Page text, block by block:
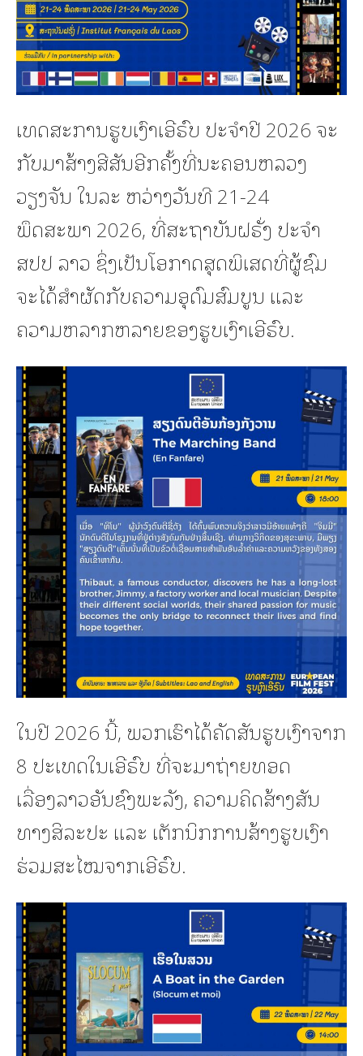
ເທດສະການຮູບເງົາເອີຣົບ ປະຈຳປີ 2026 ຈະ
ກັບມາສ້າງສີສັນອີກຄັ້ງທີ່ນະຄອນຫລວງ
ວຽງຈັນ ໃນລະ ຫວ່າງວັນທີ 21-24
ພຶດສະພາ 2026, ທີ່ສະຖາບັນຝຣັ່ງ ປະຈຳ
ສປປ ລາວ ຊຶ່ງເປັນໂອກາດສຸດພິເສດທີ່ຜູ້ຊົມ
ຈະໄດ້ສຳຜັດກັບຄວາມອຸດົມສົມບູນ ແລະ
ຄວາມຫລາກຫລາຍຂອງຮູບເງົາເອີຣົບ.
ໃນປີ 2026 ນີ້, ພວກເຮົາໄດ້ຄັດສັນຮູບເງົາຈາກ
8 ປະເທດໃນເອີຣົບ ທີ່ຈະມາຖ່າຍທອດ
ເລື່ອງລາວອັນຊົງພະລັງ, ຄວາມຄິດສ້າງສັນ
ທາງສິລະປະ ແລະ ເຕັກນິກການສ້າງຮູບເງົາ
ຮ່ວມສະໄໝຈາກເອີຣົບ.